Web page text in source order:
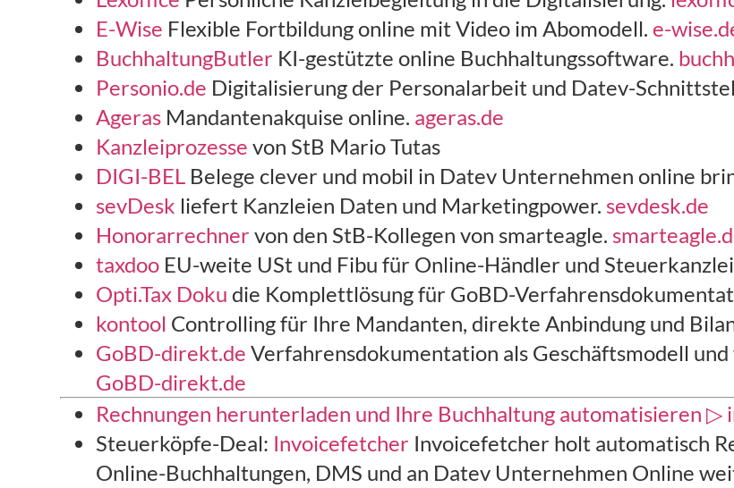
E-Wise Flexible Fortbildung online mit Video im Abomodell. e-
BuchhaltungButler KI-gestützte online Buchhaltungssoftware.
Personio.de Digitalisierung der Personalarbeit und Datev-
Ageras Mandantenakquise online. ageras.de
Kanzleiprozesse von StB Mario Tutas
DIGI-BEL Belege clever und mobil in Datev Unternehmen online
sevDesk liefert Kanzleien Daten und Marketingpower. sevdesk.de
Honorarrechner von den StB-Kollegen von smarteagle.
taxdoo EU-weite USt und Fibu für Online-Händler und
Opti.Tax Doku die Komplettlösung für GoBD-
kontool Controlling für Ihre Mandanten, direkte Anbindung und
GoBD-direkt.de Verfahrensdokumentation als Geschäftsmodell
GoBD-direkt.de
Rechnungen herunterladen und Ihre Buchhaltung automatisieren ▷
Steuerköpfe-Deal: Invoicefetcher Invoicefetcher holt automatisch
Online-Buchhaltungen, DMS und an Datev Unternehmen Online